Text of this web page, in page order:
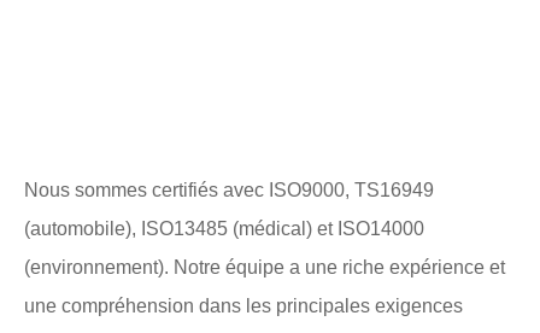
Nous sommes certifiés avec ISO9000, TS16949
(automobile), ISO13485 (médical) et ISO14000
(environnement). Notre équipe a une riche expérience et
une compréhension dans les principales exigences